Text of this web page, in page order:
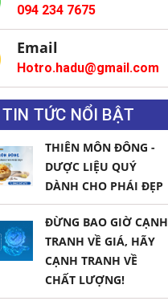
094 234 7675
Email
Hotro.hadu@gmail.com
TIN TỨC NỔI BẬT
THIÊN MÔN ĐÔNG -
DƯỢC LIỆU QUÝ
DÀNH CHO PHÁI ĐẸP
ĐỪNG BAO GIỜ CẠNH
TRANH VỀ GIÁ, HÃY
CẠNH TRANH VỀ
CHẤT LƯỢNG!